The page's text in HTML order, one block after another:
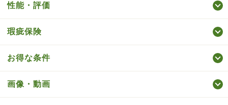
性能・評価
瑕疵保険
お得な条件
画像・動画